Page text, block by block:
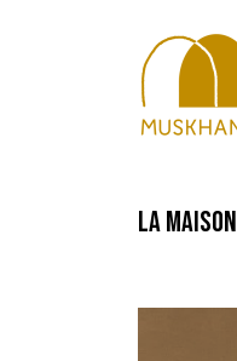
la maison